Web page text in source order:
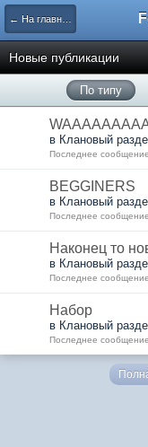
← На главную
Новые публикации
По типу
в Клановый
Последнее сообщение
BEGGINERS
в Клановый
Последнее сообщение
Наконец то
в Клановый
Последнее сообщение
Набор
в Клановый
Последнее сообщение